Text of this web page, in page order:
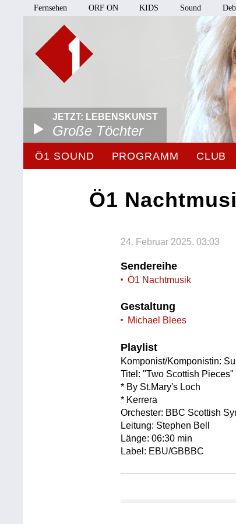
Fernsehen ORF ON KIDS Sound
JETZT: LEBENSKUNST
Große Töchter
Ö1 SOUND PROGRAMM CLUB
Ö1
24. Februar 2025, 03:03
Sendereihe
Ö1 Nachtmusik
Gestaltung
Michael Blees
Playlist
Komponist/Komponistin:
Titel: "Two Scottish
* By St.Mary's Loch
* Kerrera
Orchester: BBC Scottish
Leitung: Stephen Bell
Länge: 06:30 min
Label: EBU/GBBBC
Komponist/Komponistin:
Rundfunks - Mitschnitt der